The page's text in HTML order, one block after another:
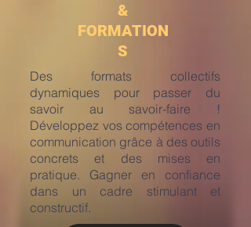
&
FORMATION
S
​Des formats collectifs
dynamiques pour passer du
savoir au savoir-faire !
Développez vos compétences en
communication grâce à des outils
concrets et des mises en
pratique. Gagner en confiance
dans un cadre stimulant et
constructif.